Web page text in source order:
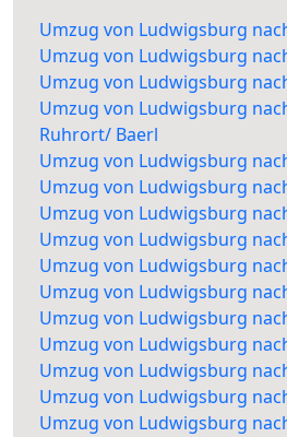
Umzug von Ludwigsburg
Umzug von Ludwigsburg
Umzug von Ludwigsburg
Umzug von Ludwigsburg
Ruhrort/ Baerl
Umzug von Ludwigsburg
Umzug von Ludwigsburg
Umzug von Ludwigsburg
Umzug von Ludwigsburg
Umzug von Ludwigsburg
Umzug von Ludwigsburg
Umzug von Ludwigsburg
Umzug von Ludwigsburg
Umzug von Ludwigsburg
Umzug von Ludwigsburg
Umzug von Ludwigsburg